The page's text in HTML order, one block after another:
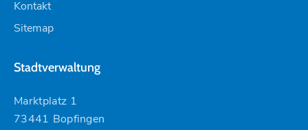
Kontakt
Sitemap
Stadtverwaltung
Marktplatz 1
73441 Bopfingen